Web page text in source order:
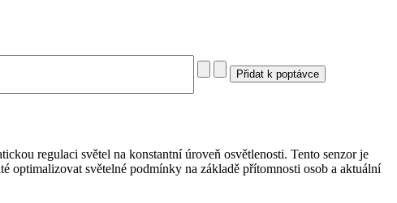
regulaci světel na konstantní úroveň osvětlenosti. Tento senzor je
optimalizovat světelné podmínky na základě přítomnosti osob a aktuální